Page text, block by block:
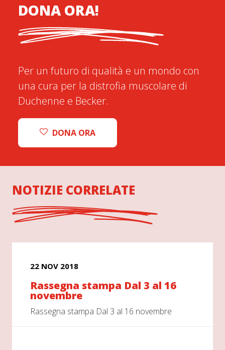
DONA ORA!
Per un futuro di qualità e un mondo con
una cura per la distrofia muscolare di
Duchenne e Becker.
DONA ORA
NOTIZIE CORRELATE
22 NOV 2018
Rassegna stampa Dal 3 al 16
novembre
Rassegna stampa Dal 3 al 16 novembre